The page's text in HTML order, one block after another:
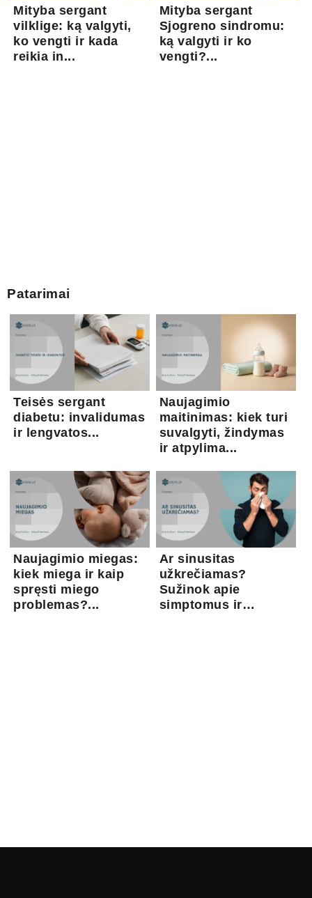
Mityba sergant
vilklige: ką valgyti,
ko vengti ir kada
reikia in...
Mityba sergant
Sjogreno sindromu:
ką valgyti ir ko
vengti?...
Patarimai
Teisės sergant
diabetu: invalidumas
ir lengvatos...
Naujagimio
maitinimas: kiek turi
suvalgyti, žindymas
ir atpylima...
Naujagimio miegas:
kiek miega ir kaip
spręsti miego
problemas?...
Ar sinusitas
užkrečiamas?
Sužinok apie
simptomus ir